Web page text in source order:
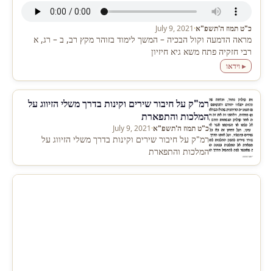
כ"ט תמוז ה'תשפ"א·
July 9, 2021
מראה הדמעה וקול הבכיה – המשך לימוד בזוהר מקץ רב, ב – רג, א
רבי חזקיה פתח משא גיא חיזיון
▸ וידאו
רמ"ק על חיבור שירים וקינות בדרך משלי הזיווג על
המלכות והתפארת
כ"ט תמוז ה'תשפ"א·
July 9, 2021
רמ"ק על חיבור שירים וקינות בדרך משלי הזיווג על
המלכות והתפארת